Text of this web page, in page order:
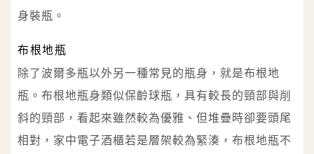
身裝瓶。
布根地瓶
除了波爾多瓶以外另一種常見的瓶身，就是布根地
瓶。布根地瓶身類似保齡球瓶，具有較長的頸部與削
斜的頸部，看起來雖然較為優雅、但堆疊時卻要頭尾
相對，家中電子酒櫃若是層架較為緊湊，布根地瓶不